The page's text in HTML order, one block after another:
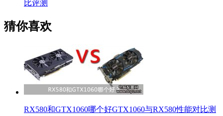
比评测
猜你喜欢
RX580和GTX1060哪个好GTX1060与RX580性能对比测